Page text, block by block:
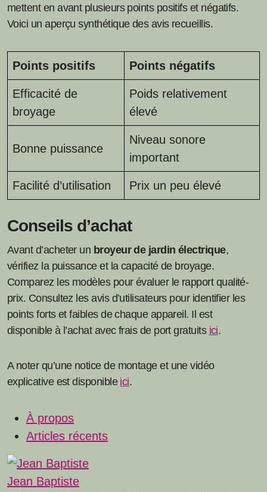
mettent en avant plusieurs points positifs et négatifs.
Voici un aperçu synthétique des avis recueillis.
Points positifs Points négatifs
Efficacité de
broyage
Poids relativement
élevé
Bonne puissance
Niveau sonore
important
Facilité d’utilisation Prix un peu élevé
Conseils d’achat
Avant d’acheter un broyeur de jardin électrique,
vérifiez la puissance et la capacité de broyage.
Comparez les modèles pour évaluer le rapport qualité-
prix. Consultez les avis d’utilisateurs pour identifier les
points forts et faibles de chaque appareil. Il est
disponible à l’achat avec frais de port gratuits ici.
A noter qu’une notice de montage et une vidéo
explicative est disponible ici.
À propos
Articles récents
Jean Baptiste